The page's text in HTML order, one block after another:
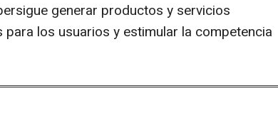
generar productos y servicios
los usuarios y estimular la competencia